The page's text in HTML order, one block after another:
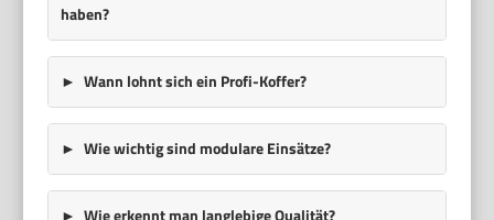
haben?
Wann lohnt sich ein Profi-Koffer?
Wie wichtig sind modulare Einsätze?
Wie erkennt man langlebige Qualität?